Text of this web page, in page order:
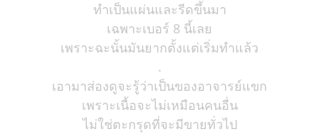
ทำเป็นแผ่นและรีดขึ้นมา
เฉพาะเบอร์ 8 นี้เลย
เพราะฉะนั้นมันยากตั้งแต่เริ่มทำแล้ว
.
เอามาส่องดูจะรู้ว่าเป็นของอาจารย์แขก
เพราะเนื้อจะไม่เหมือนคนอื่น
ไม่ใช่ตะกรุดที่จะมีขายทั่วไป